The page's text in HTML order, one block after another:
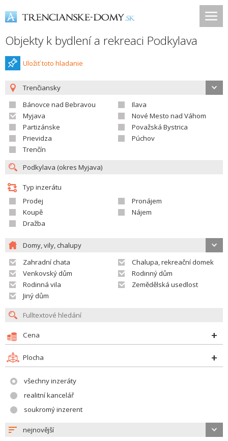
Objekty k bydlení a rekreaci Podkylava
Uložiť toto hladanie
Trenčiansky
Bánovce nad Bebravou
Ilava
Myjava
Nové Mesto nad Váhom
Partizánske
Považská Bystrica
Prievidza
Púchov
Trenčín
Typ inzerátu
Prodej
Pronájem
Koupě
Nájem
Dražba
Domy, vily, chalupy
Zahradní chata
Chalupa, rekreační domek
Venkovský dům
Rodinný dům
Rodinná vila
Zemědělská usedlost
Jiný dům
Cena
Plocha
všechny inzeráty
realitní kancelář
soukromý inzerent
nejnovější